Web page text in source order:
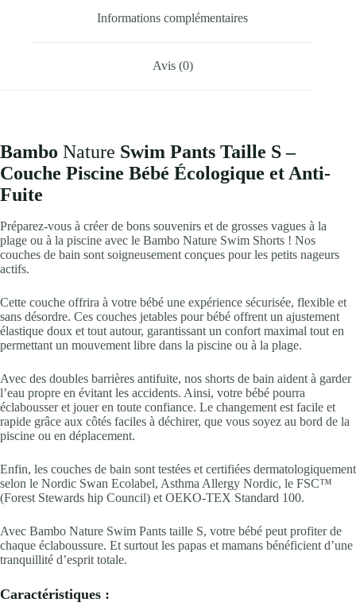
Informations complémentaires
Avis (0)
Bambo Nature Swim Pants Taille S –
Couche Piscine Bébé Écologique et Anti-
Fuite
Préparez-vous à créer de bons souvenirs et de grosses vagues à la
plage ou à la piscine avec le Bambo Nature Swim Shorts ! Nos
couches de bain sont soigneusement conçues pour les petits nageurs
actifs.
Cette couche offrira à votre bébé une expérience sécurisée, flexible et
sans désordre. Ces couches jetables pour bébé offrent un ajustement
élastique doux et tout autour, garantissant un confort maximal tout en
permettant un mouvement libre dans la piscine ou à la plage.
Avec des doubles barrières antifuite, nos shorts de bain aident à garder
l’eau propre en évitant les accidents. Ainsi, votre bébé pourra
éclabousser et jouer en toute confiance. Le changement est facile et
rapide grâce aux côtés faciles à déchirer, que vous soyez au bord de la
piscine ou en déplacement.
Enfin, les couches de bain sont testées et certifiées dermatologiquement
selon le Nordic Swan Ecolabel, Asthma Allergy Nordic, le FSC™
(Forest Stewards hip Council) et OEKO-TEX Standard 100.
Avec Bambo Nature Swim Pants taille S, votre bébé peut profiter de
chaque éclaboussure. Et surtout les papas et mamans bénéficient d’une
tranquillité d’esprit totale.
Caractéristiques :